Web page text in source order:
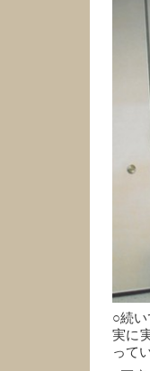
○続
実に
って